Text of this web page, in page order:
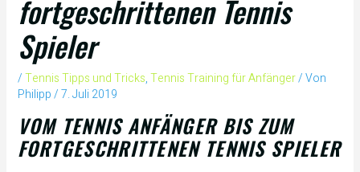
fortgeschrittenen Tennis
Spieler
/Tennis Tipps und Tricks,Tennis Training für Anfänger/ Von
Philipp/7. Juli 2019
VOM TENNIS ANFÄNGER BIS ZUM
FORTGESCHRITTENEN TENNIS SPIELER